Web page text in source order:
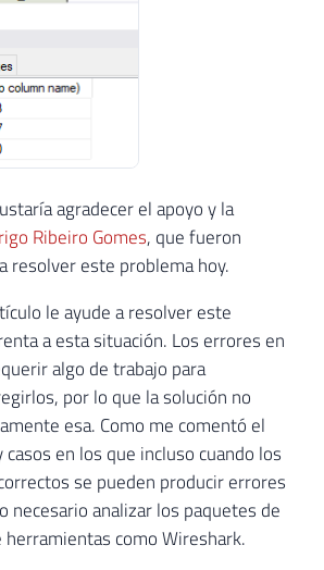
agradecer el apoyo y la
Ribeiro Gomes, que fueron
resolver este problema hoy.
le ayude a resolver este
a esta situación. Los errores en
algo de trabajo para
por lo que la solución no
esa. Como me comentó el
en los que incluso cuando los
se pueden producir errores
necesario analizar los paquetes de
como Wireshark.